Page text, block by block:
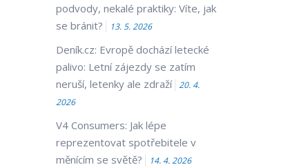
podvody, nekalé praktiky: Víte, jak
se bránit?
13. 5. 2026
Deník.cz: Evropě dochází letecké
palivo: Letní zájezdy se zatím
neruší, letenky ale zdraží
20. 4.
2026
V4 Consumers: Jak lépe
reprezentovat spotřebitele v
měnícím se světě?
14. 4. 2026